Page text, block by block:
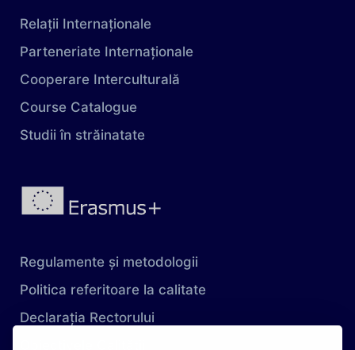
Relații Internaționale
Parteneriate Internaționale
Cooperare Interculturală
Course Catalogue
Studii în străinatate
Regulamente și metodologii
Politica referitoare la calitate
Declarația Rectorului